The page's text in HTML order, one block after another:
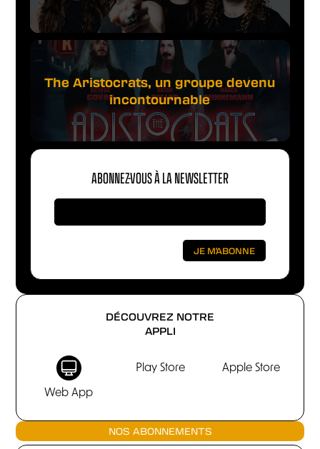
DÉCOUVREZ NOTRE
APPLI
Web App
Play Store Apple Store
NOS ABONNEMENTS
The Aristocrats, un groupe devenu
incontournable
ABONNEZ-VOUS À LA NEWSLETTER